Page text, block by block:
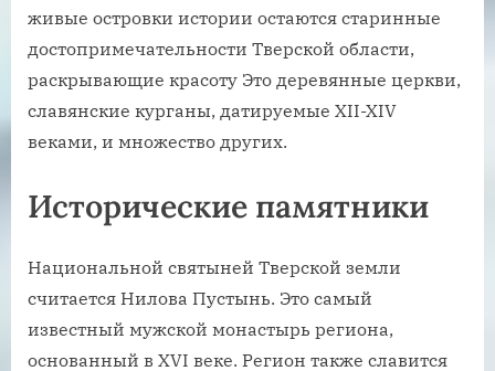
живые островки истории остаются старинные
достопримечательности Тверской области,
раскрывающие красоту Это деревянные церкви,
славянские курганы, датируемые XII-XIV
веками, и множество других.
Исторические памятники
Национальной святыней Тверской земли
считается Нилова Пустынь. Это самый
известный мужской монастырь региона,
основанный в XVI веке. Регион также славится